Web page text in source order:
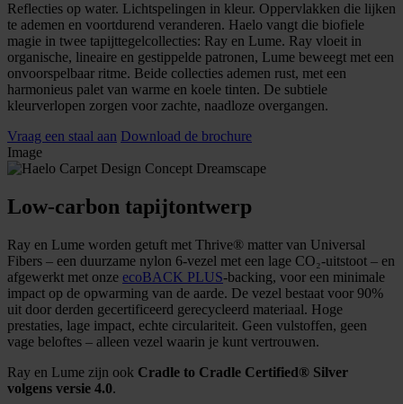
Reflecties op water. Lichtspelingen in kleur. Oppervlakken die lijken
te ademen en voortdurend veranderen. Haelo vangt die biofiele
magie in twee tapijttegelcollecties: Ray en Lume. Ray vloeit in
organische, lineaire en gestippelde patronen, Lume beweegt met een
onvoorspelbaar ritme. Beide collecties ademen rust, met een
harmonieus palet van warme en koele tinten. De subtiele
kleurverlopen zorgen voor zachte, naadloze overgangen.
Vraag een staal aan Download de brochure
Image
Low-carbon tapijtontwerp
Ray en Lume worden getuft met Thrive® matter van Universal
Fibers – een duurzame nylon 6-vezel met een lage CO₂-uitstoot – en
afgewerkt met onze ecoBACK PLUS-backing, voor een minimale
impact op de opwarming van de aarde. De vezel bestaat voor 90%
uit door derden gecertificeerd gerecycleerd materiaal. Hoge
prestaties, lage impact, echte circulariteit. Geen vulstoffen, geen
vage beloftes – alleen vezel waarin je kunt vertrouwen.
Ray en Lume zijn ook Cradle to Cradle Certified® Silver
volgens versie 4.0.